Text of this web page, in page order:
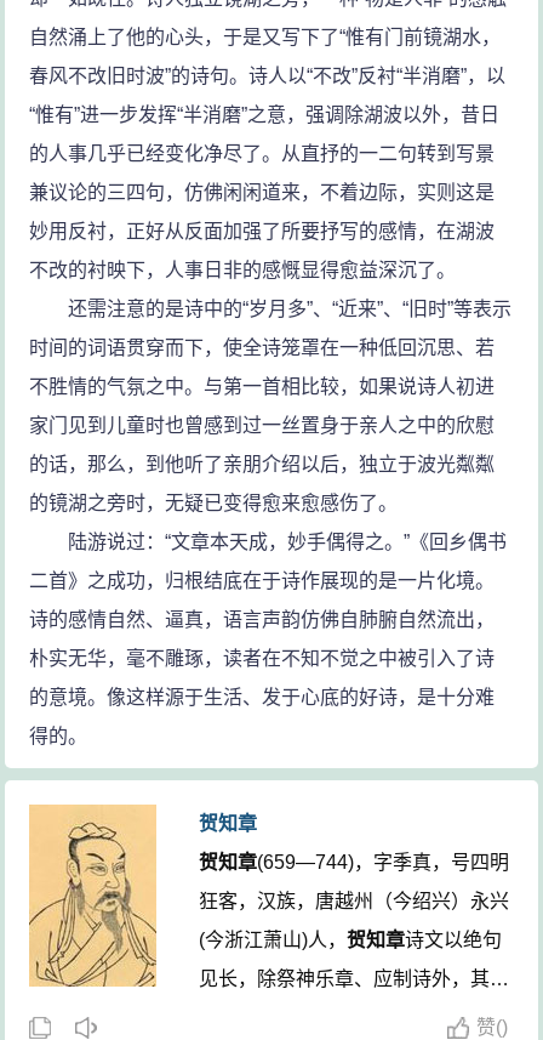
自然涌上了他的心头，于是又写下了“惟有门前镜湖水，
春风不改旧时波”的诗句。诗人以“不改”反衬“半消磨”，以
“惟有”进一步发挥“半消磨”之意，强调除湖波以外，昔日
的人事几乎已经变化净尽了。从直抒的一二句转到写景
兼议论的三四句，仿佛闲闲道来，不着边际，实则这是
妙用反衬，正好从反面加强了所要抒写的感情，在湖波
不改的衬映下，人事日非的感慨显得愈益深沉了。
还需注意的是诗中的“岁月多”、“近来”、“旧时”等表示
时间的词语贯穿而下，使全诗笼罩在一种低回沉思、若
不胜情的气氛之中。与第一首相比较，如果说诗人初进
家门见到儿童时也曾感到过一丝置身于亲人之中的欣慰
的话，那么，到他听了亲朋介绍以后，独立于波光粼粼
的镜湖之旁时，无疑已变得愈来愈感伤了。
陆游说过：“文章本天成，妙手偶得之。”《回乡偶书
二首》之成功，归根结底在于诗作展现的是一片化境。
诗的感情自然、逼真，语言声韵仿佛自肺腑自然流出，
朴实无华，毫不雕琢，读者在不知不觉之中被引入了诗
的意境。像这样源于生活、发于心底的好诗，是十分难
得的。
贺知章
贺知章(659—744)，字季真，号四明
狂客，汉族，唐越州（今绍兴）永兴
(今浙江萧山)人，贺知章诗文以绝句
见长，除祭神乐章、应制诗外，其写
景、抒怀之作风格独特，清新潇洒，
赞()